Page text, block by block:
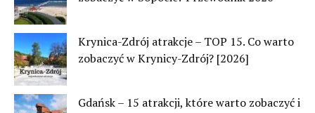
Krynica-Zdrój atrakcje – TOP 15. Co warto
zobaczyć w Krynicy-Zdrój? [2026]
Gdańsk – 15 atrakcji, które warto zobaczyć i